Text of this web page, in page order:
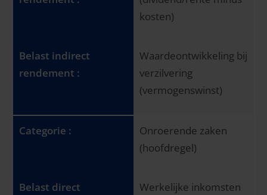
kosten)
Waardeontwikkeling bij
verzilvering
(vermogenswinst)
Onroerende zaken
(hoofdregel)
Werkelijke inkomsten